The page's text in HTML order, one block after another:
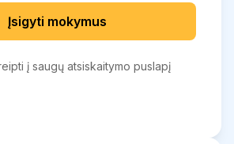
Įsigyti mokymus
į saugų atsiskaitymo puslapį